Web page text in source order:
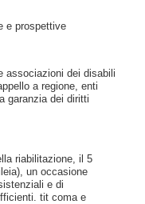
e prospettive
associazioni dei disabili
a regione, enti
garanzia dei diritti
riabilitazione, il 5
un occasione
e di
tit coma e